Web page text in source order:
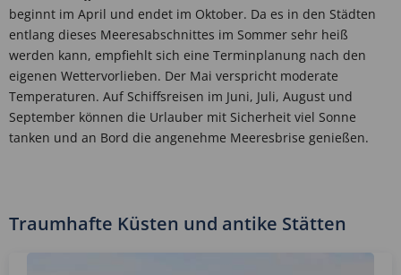
beginnt im April und endet im Oktober. Da es in den Städten
entlang dieses Meeresabschnittes im Sommer sehr heiß
werden kann, empfiehlt sich eine Terminplanung nach den
eigenen Wettervorlieben. Der Mai verspricht moderate
Temperaturen. Auf Schiffsreisen im Juni, Juli, August und
September können die Urlauber mit Sicherheit viel Sonne
tanken und an Bord die angenehme Meeresbrise genießen.
Traumhafte Küsten und antike Stätten